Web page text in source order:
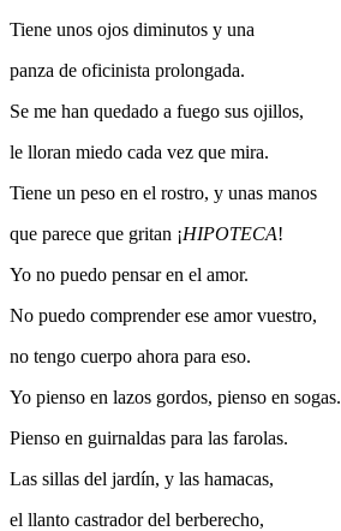
Tiene unos ojos diminutos y una
panza de oficinista prolongada.
Se me han quedado a fuego sus ojillos,
le lloran miedo cada vez que mira.
Tiene un peso en el rostro, y unas manos
que parece que gritan ¡HIPOTECA!
Yo no puedo pensar en el amor.
No puedo comprender ese amor vuestro,
no tengo cuerpo ahora para eso.
Yo pienso en lazos gordos, pienso en sogas.
Pienso en guirnaldas para las farolas.
Las sillas del jardín, y las hamacas,
el llanto castrador del berberecho,